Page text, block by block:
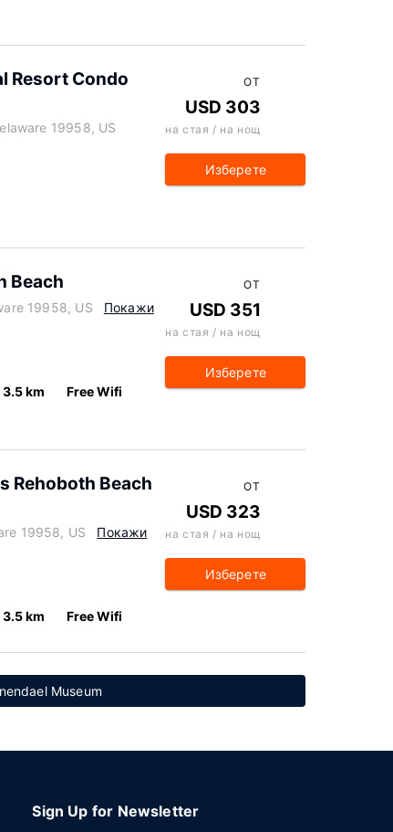
Resort Condo
19958, US
ОТ
USD 303
на стая / на нощ
Изберете
Beach
19958, US
Покажи
3.5 km Free Wifi
ОТ
USD 351
на стая / на нощ
Изберете
Rehoboth Beach
19958, US
Покажи
3.5 km Free Wifi
ОТ
USD 323
на стая / на нощ
Изберете
Museum
Sign Up for Newsletter